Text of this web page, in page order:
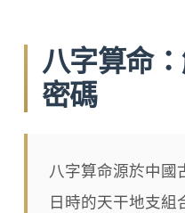
八字算命
密碼
八字算命源於中國
日時的天干地支組